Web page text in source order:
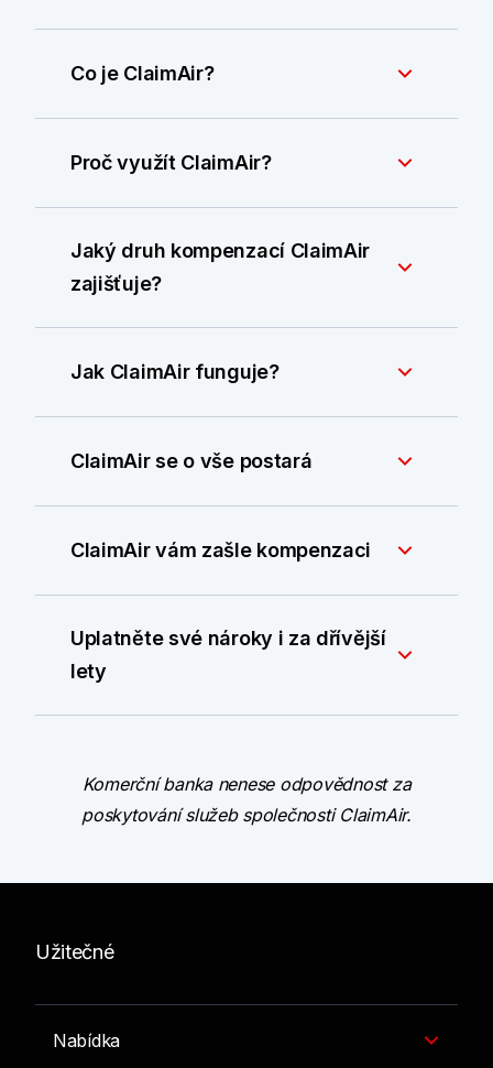
Co je ClaimAir?
Proč využít ClaimAir?
Jaký druh kompenzací ClaimAir
zajišťuje?
Jak ClaimAir funguje?
ClaimAir se o vše postará
ClaimAir vám zašle kompenzaci
Uplatněte své nároky i za dřívější
lety
Komerční banka nenese odpovědnost za
poskytování služeb společnosti ClaimAir.
Užitečné
Nabídka